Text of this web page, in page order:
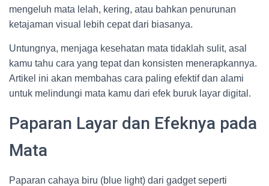
mengeluh mata lelah, kering, atau bahkan penurunan
ketajaman visual lebih cepat dari biasanya.
Untungnya, menjaga kesehatan mata tidaklah sulit, asal
kamu tahu cara yang tepat dan konsisten menerapkannya.
Artikel ini akan membahas cara paling efektif dan alami
untuk melindungi mata kamu dari efek buruk layar digital.
Paparan Layar dan Efeknya pada
Mata
Paparan cahaya biru (blue light) dari gadget seperti